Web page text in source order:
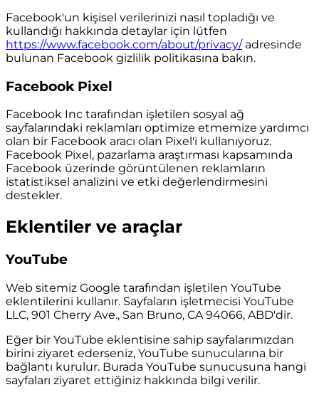
Facebook'un kişisel verilerinizi nasıl topladığı ve
kullandığı hakkında detaylar için lütfen
https://www.facebook.com/about/privacy/ adresinde
bulunan Facebook gizlilik politikasına bakın.
Facebook Pixel
Facebook Inc tarafından işletilen sosyal ağ
sayfalarındaki reklamları optimize etmemize yardımcı
olan bir Facebook aracı olan Pixel'i kullanıyoruz.
Facebook Pixel, pazarlama araştırması kapsamında
Facebook üzerinde görüntülenen reklamların
istatistiksel analizini ve etki değerlendirmesini
destekler.
Eklentiler ve araçlar
YouTube
Web sitemiz Google tarafından işletilen YouTube
eklentilerini kullanır. Sayfaların işletmecisi YouTube
LLC, 901 Cherry Ave., San Bruno, CA 94066, ABD'dir.
Eğer bir YouTube eklentisine sahip sayfalarımızdan
birini ziyaret ederseniz, YouTube sunucularına bir
bağlantı kurulur. Burada YouTube sunucusuna hangi
sayfaları ziyaret ettiğiniz hakkında bilgi verilir.